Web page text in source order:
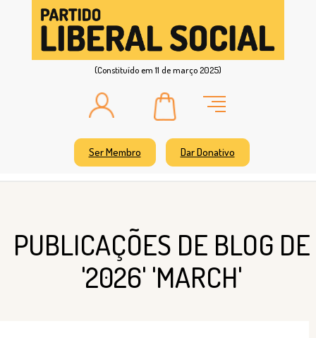
(Constituído em 11 de março 2025)
Ser Membro Dar Donativo
PUBLICAÇÕES DE BLOG DE
'2026' 'MARCH'